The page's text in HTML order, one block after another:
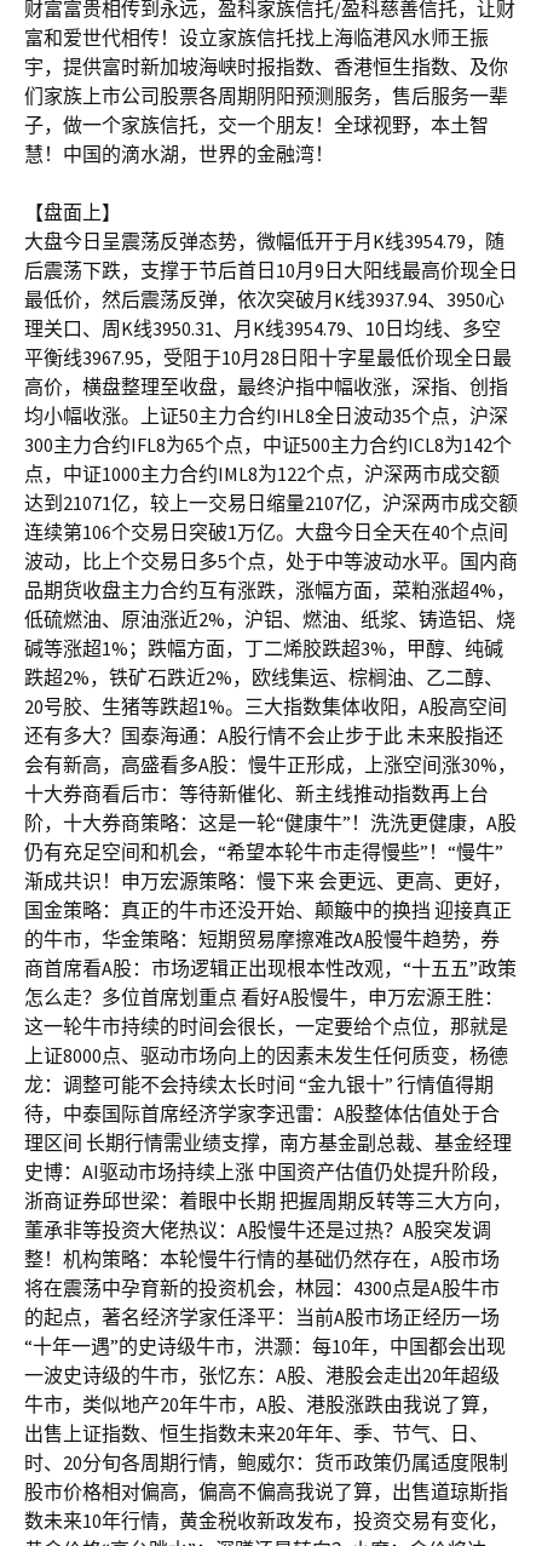
财富富贵相传到永远，盈科家族信托/盈科慈善信托，让财
富和爱世代相传！设立家族信托找上海临港风水师王振
宇，提供富时新加坡海峡时报指数、香港恒生指数、及你
们家族上市公司股票各周期阴阳预测服务，售后服务一辈
子，做一个家族信托，交一个朋友！全球视野，本土智
慧！中国的滴水湖，世界的金融湾！
【盘面上】
大盘今日呈震荡反弹态势，微幅低开于月K线3954.79，随
后震荡下跌，支撑于节后首日10月9日大阳线最高价现全日
最低价，然后震荡反弹，依次突破月K线3937.94、3950心
理关口、周K线3950.31、月K线3954.79、10日均线、多空
平衡线3967.95，受阻于10月28日阳十字星最低价现全日最
高价，横盘整理至收盘，最终沪指中幅收涨，深指、创指
均小幅收涨。上证50主力合约IHL8全日波动35个点，沪深
300主力合约IFL8为65个点，中证500主力合约ICL8为142个
点，中证1000主力合约IML8为122个点，沪深两市成交额
达到21071亿，较上一交易日缩量2107亿，沪深两市成交额
连续第106个交易日突破1万亿。大盘今日全天在40个点间
波动，比上个交易日多5个点，处于中等波动水平。国内商
品期货收盘主力合约互有涨跌，涨幅方面，菜粕涨超4%，
低硫燃油、原油涨近2%，沪铝、燃油、纸浆、铸造铝、烧
碱等涨超1%；跌幅方面，丁二烯胶跌超3%，甲醇、纯碱
跌超2%，铁矿石跌近2%，欧线集运、棕榈油、乙二醇、
20号胶、生猪等跌超1%。三大指数集体收阳，A股高空间
还有多大？国泰海通：A股行情不会止步于此 未来股指还
会有新高，高盛看多A股：慢牛正形成，上涨空间涨30%，
十大券商看后市：等待新催化、新主线推动指数再上台
阶，十大券商策略：这是一轮“健康牛”！洗洗更健康，A股
仍有充足空间和机会，“希望本轮牛市走得慢些”！“慢牛”
渐成共识！申万宏源策略：慢下来 会更远、更高、更好，
国金策略：真正的牛市还没开始、颠簸中的换挡 迎接真正
的牛市，华金策略：短期贸易摩擦难改A股慢牛趋势，券
商首席看A股：市场逻辑正出现根本性改观，“十五五”政策
怎么走？多位首席划重点 看好A股慢牛，申万宏源王胜：
这一轮牛市持续的时间会很长，一定要给个点位，那就是
上证8000点、驱动市场向上的因素未发生任何质变，杨德
龙：调整可能不会持续太长时间 “金九银十” 行情值得期
待，中泰国际首席经济学家李迅雷：A股整体估值处于合
理区间 长期行情需业绩支撑，南方基金副总裁、基金经理
史博：AI驱动市场持续上涨 中国资产估值仍处提升阶段，
浙商证券邱世梁：着眼中长期 把握周期反转等三大方向，
董承非等投资大佬热议：A股慢牛还是过热？A股突发调
整！机构策略：本轮慢牛行情的基础仍然存在，A股市场
将在震荡中孕育新的投资机会，林园：4300点是A股牛市
的起点，著名经济学家任泽平：当前A股市场正经历一场
“十年一遇”的史诗级牛市，洪灏：每10年，中国都会出现
一波史诗级的牛市，张忆东：A股、港股会走出20年超级
牛市，类似地产20年牛市，A股、港股涨跌由我说了算，
出售上证指数、恒生指数未来20年年、季、节气、日、
时、20分旬各周期行情，鲍威尔：货币政策仍属适度限制
股市价格相对偏高，偏高不偏高我说了算，出售道琼斯指
数未来10年行情，黄金税收新政发布，投资交易有变化，